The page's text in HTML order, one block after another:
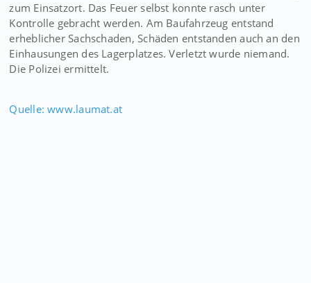
zum Einsatzort. Das Feuer selbst konnte rasch unter
Kontrolle gebracht werden. Am Baufahrzeug entstand
erheblicher Sachschaden, Schäden entstanden auch an den
Einhausungen des Lagerplatzes. Verletzt wurde niemand.
Die Polizei ermittelt.
Quelle: www.laumat.at